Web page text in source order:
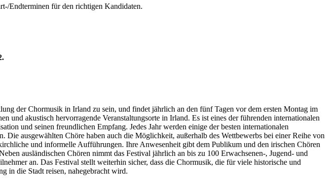
Endterminen für den richtigen Kandidaten.
der Chormusik in Irland zu sein, und findet jährlich an den fünf Tagen vor dem ersten Montag im
und akustisch hervorragende Veranstaltungsorte in Irland. Es ist eines der führenden internationalen
und seinen freundlichen Empfang. Jedes Jahr werden einige der besten internationalen
ausgewählten Chöre haben auch die Möglichkeit, außerhalb des Wettbewerbs bei einer Reihe von
und informelle Aufführungen. Ihre Anwesenheit gibt dem Publikum und den irischen Chören
ausländischen Chören nimmt das Festival jährlich an bis zu 100 Erwachsenen-, Jugend- und
an. Das Festival stellt weiterhin sicher, dass die Chormusik, die für viele historische und
in die Stadt reisen, nahegebracht wird.